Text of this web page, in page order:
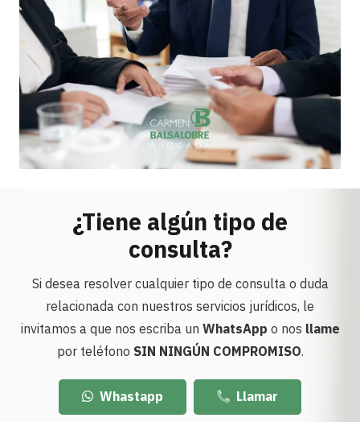
¿Tiene algún tipo de
consulta?
Si desea resolver cualquier tipo de consulta o duda
relacionada con nuestros servicios jurídicos, le
invitamos a que nos escriba un WhatsApp o nos llame
por teléfono SIN NINGÚN COMPROMISO.
Whastapp Llamar